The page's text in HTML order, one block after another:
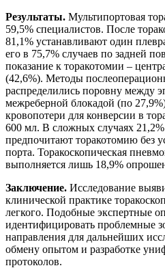
Результаты. Мультипортовая
59,5% специалистов. После
81,1% устанавливают один
его в 75,7% случаев по задней
показание к торакотомии –
(42,6%). Методы
распределились поровну между
межреберной блокадой (по
кровопотери для конверсии в
600 мл. В сложных случаях 21,2%
предпочитают торакотомию без
порта. Торакоскопическая
выполняется лишь 18,9%
Заключение. Исследование
клинической практике
легкого. Подобные экспертные
идентифицировать проблемные
направления для дальнейших
обмену опытом и разработке
протоколов.